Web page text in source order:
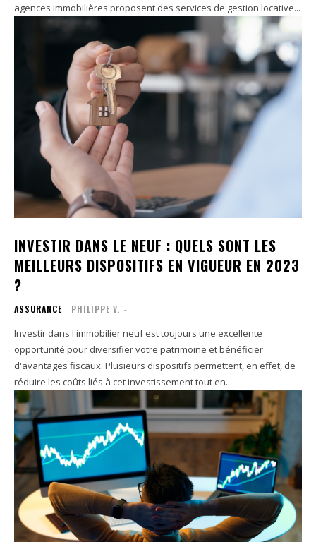
agences immobilières proposent des services de gestion locative...
INVESTIR DANS LE NEUF : QUELS SONT LES
MEILLEURS DISPOSITIFS EN VIGUEUR EN 2023
?
ASSURANCE PHILIPPE V. -
Investir dans l'immobilier neuf est toujours une excellente
opportunité pour diversifier votre patrimoine et bénéficier
d'avantages fiscaux. Plusieurs dispositifs permettent, en effet, de
réduire les coûts liés à cet investissement tout en...